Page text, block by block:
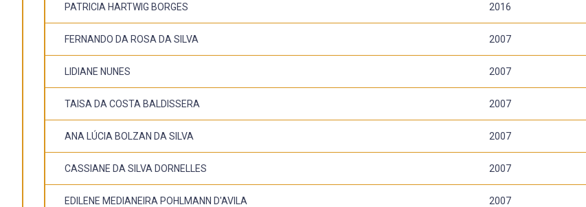
PATRICIA HARTWIG BORGES 2016
FERNANDO DA ROSA DA SILVA 2007
LIDIANE NUNES 2007
TAISA DA COSTA BALDISSERA 2007
ANA LÚCIA BOLZAN DA SILVA 2007
CASSIANE DA SILVA DORNELLES 2007
EDILENE MEDIANEIRA POHLMANN D'AVILA 2007